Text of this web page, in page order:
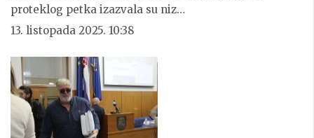
proteklog petka izazvala su niz…
13. listopada 2025. 10:38